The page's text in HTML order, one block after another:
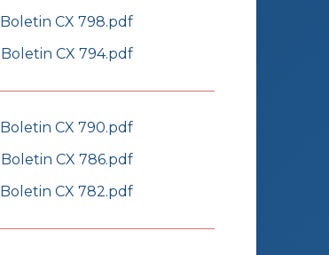
Boletin CX 798.pdf
Boletin CX 794.pdf
Boletin CX 790.pdf
Boletin CX 786.pdf
Boletin CX 782.pdf